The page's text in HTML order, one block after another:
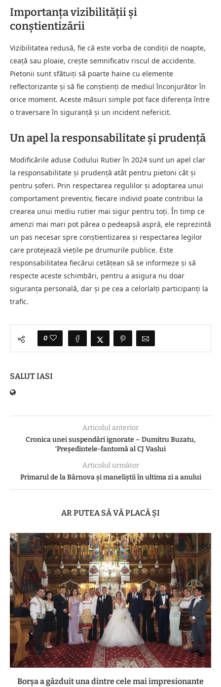
Importanța vizibilității și
conștientizării
Vizibilitatea redusă, fie că este vorba de condiții de noapte,
ceață sau ploaie, crește semnificativ riscul de accidente.
Pietonii sunt sfătuiți să poarte haine cu elemente
reflectorizante și să fie conștienți de mediul înconjurător în
orice moment. Aceste măsuri simple pot face diferența între
o traversare în siguranță și un incident nefericit.
Un apel la responsabilitate și prudență
Modificările aduse Codului Rutier în 2024 sunt un apel clar
la responsabilitate și prudență atât pentru pietoni cât și
pentru șoferi. Prin respectarea regulilor și adoptarea unui
comportament preventiv, fiecare individ poate contribui la
crearea unui mediu rutier mai sigur pentru toți. În timp ce
amenzi mai mari pot părea o pedeapsă aspră, ele reprezintă
un pas necesar spre conștientizarea și respectarea legilor
care protejează viețile pe drumurile publice. Este
responsabilitatea fiecărui cetățean să se informeze și să
respecte aceste schimbări, pentru a asigura nu doar
siguranța personală, dar și pe cea a celorlalți participanți la
trafic.
0
SALUT IASI
Articolul anterior
Cronica unei suspendări ignorate – Dumitru Buzatu,
‘Președintele-fantomă al CJ Vaslui
Articolul următor
Primarul de la Bârnova și maneliștii în ultima zi a anului
AR PUTEA SĂ VĂ PLACĂ ȘI
Borșa a găzduit una dintre cele mai impresionante